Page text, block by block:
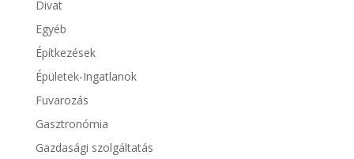
Divat
Egyéb
Építkezések
Épületek-Ingatlanok
Fuvarozás
Gasztronómia
Gazdasági szolgáltatás